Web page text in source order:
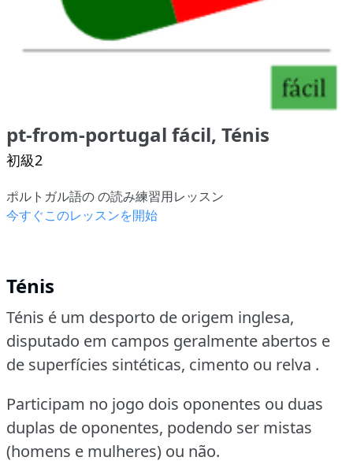
pt-from-portugal fácil, Ténis
初級2
ポルトガル語の の読み練習用レッスン
今すぐこのレッスンを開始
Ténis
Ténis é um desporto de origem inglesa,
disputado em campos geralmente abertos e
de superfícies sintéticas, cimento ou relva .
Participam no jogo dois oponentes ou duas
duplas de oponentes, podendo ser mistas
(homens e mulheres) ou não.